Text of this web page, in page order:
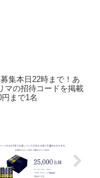
集本日22時まで！あ
マの招待コードを掲載
まで1名